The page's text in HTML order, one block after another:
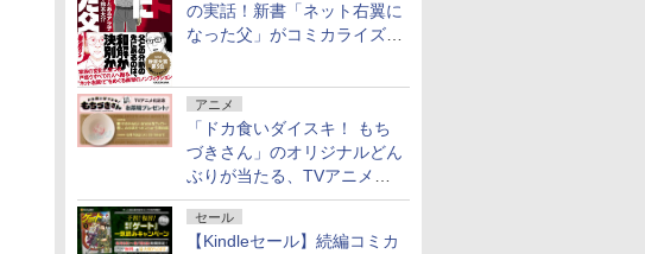
の実話！新書「ネット右翼に
なった父」がコミカライズ。
アニメ
「ドカ食いダイスキ！ もち
づきさん」のオリジナルどん
ぶりが当たる、TVアニメ公
式Xキャンペーンが開催中！
セール
【Kindleセール】続編コミカ